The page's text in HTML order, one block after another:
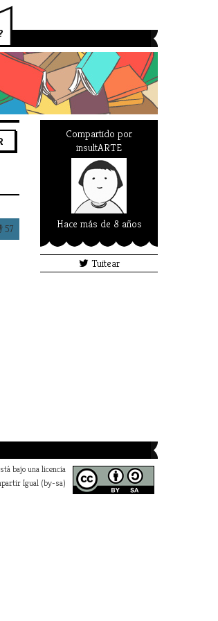
57
Compartido por
insultARTE
Hace más de 8 años
Tuitear
bajo una licencia
Igual (by-sa)